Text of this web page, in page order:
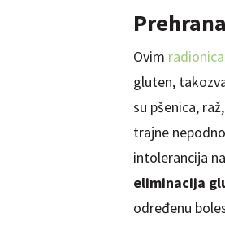
Ovim
gluten,
su pšenica,
trajne
intolerancija
eliminacija
određenu